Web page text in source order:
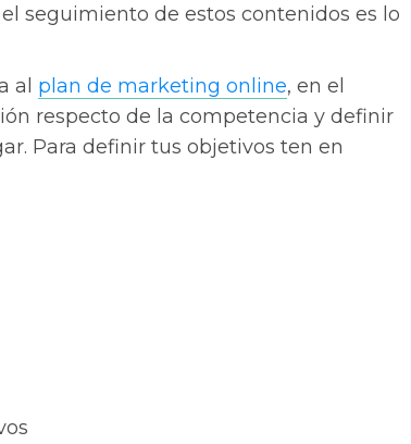
seguimiento de estos contenidos es lo
al plan de marketing online, en el
respecto de la competencia y definir
Para definir tus objetivos ten en